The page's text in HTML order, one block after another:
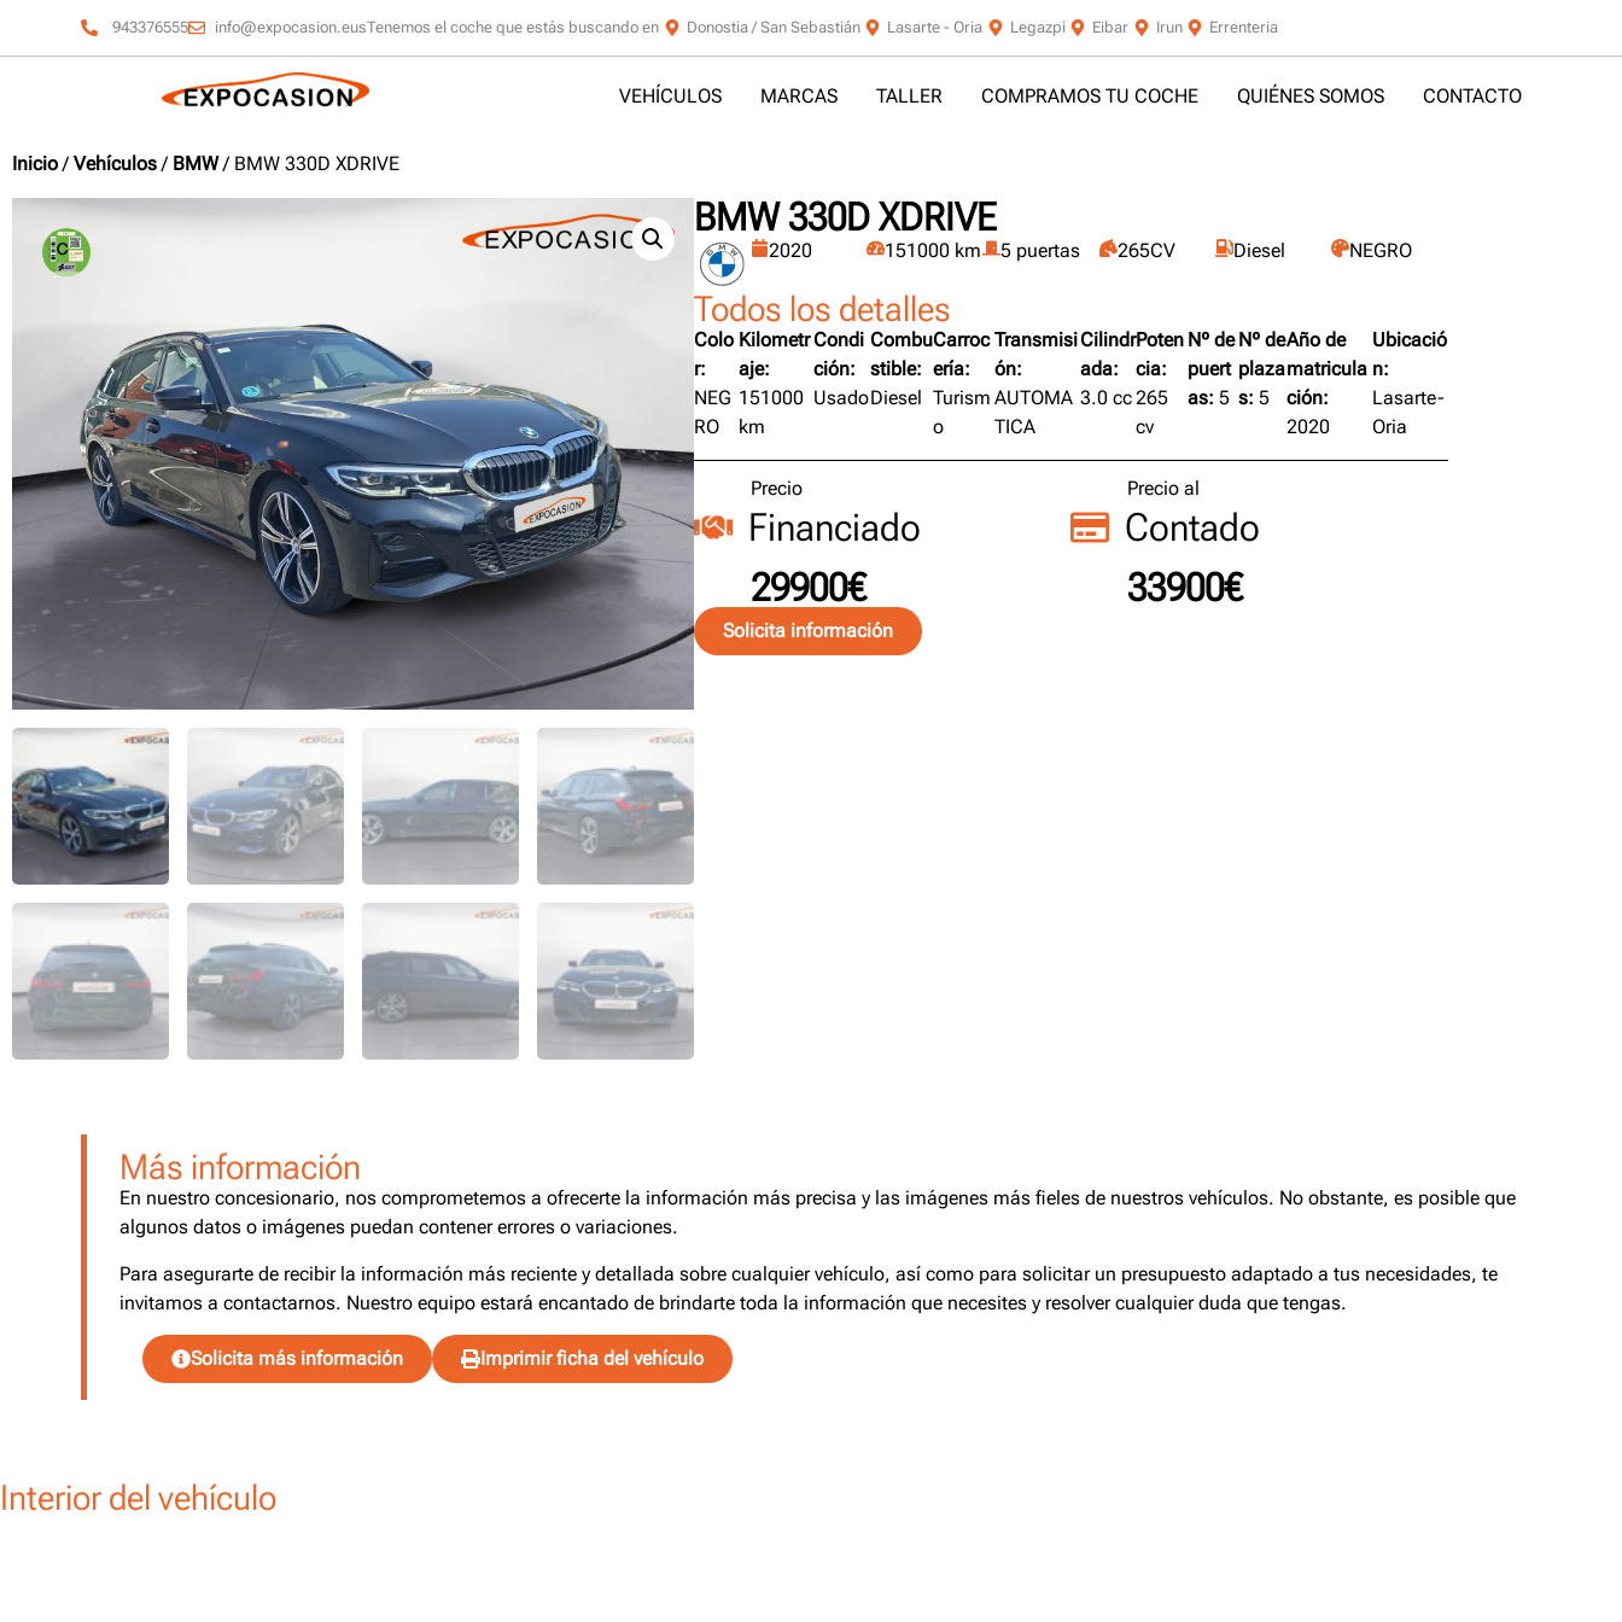
943376555 info@expocasion.eusTenemos el coche que estás buscando en Donostia / San Sebastián Lasarte - Oria Legazpi Eibar Irun Errenteria
VEHÍCULOS MARCAS TALLER COMPRAMOS TU COCHE QUIÉNES SOMOS CONTACTO
Inicio / Vehículos / BMW/ BMW 330D XDRIVE
BMW 330D XDRIVE
2020 151000 km 5 puertas 265CV Diesel NEGRO
Todos los detalles
Colo
r:
NEG
RO
Kilometr
aje:
151000
km
Condi
ción:
Usado
Combu
stible:
Diesel
Carroc
ería:
Turism
o
Transmisi
ón:
AUTOMA
TICA
Cilindr
ada:
3.0 cc
Poten
cia:
265
cv
Nº de
puert
as:5
Nº de
plaza
s: 5
Año de
matricula
ción:
2020
Ubicació
n:
Lasarte-
Oria
Precio
Financiado
29900€
Precio al
Contado
33900€
Solicita información
Más información
En nuestro concesionario, nos comprometemos a ofrecerte la información más precisa y las imágenes más fieles de nuestros vehículos. No obstante, es posible que
algunos datos o imágenes puedan contener errores o variaciones.
Para asegurarte de recibir la información más reciente y detallada sobre cualquier vehículo, así como para solicitar un presupuesto adaptado a tus necesidades, te
invitamos a contactarnos. Nuestro equipo estará encantado de brindarte toda la información que necesites y resolver cualquier duda que tengas.
Solicita más información Imprimir ficha del vehículo
Interior del vehículo